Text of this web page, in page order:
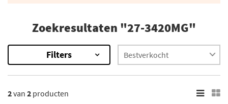
Zoekresultaten "27-3420MG"
Filters
2Resultaten
×
2van 2 producten